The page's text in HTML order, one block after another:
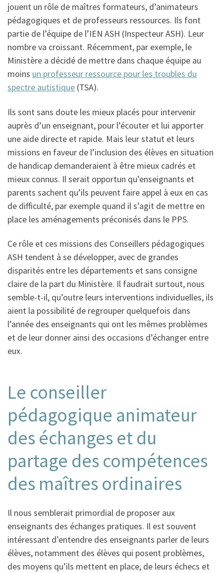
jouent un rôle de maîtres formateurs, d’animateurs
pédagogiques et de professeurs ressources. Ils font
partie de l’équipe de l’IEN ASH (Inspecteur ASH). Leur
nombre va croissant. Récemment, par exemple, le
Ministère a décidé de mettre dans chaque équipe au
moins un professeur ressource pour les troubles du
spectre autistique (TSA).
Ils sont sans doute les mieux placés pour intervenir
auprès d’un enseignant, pour l’écouter et lui apporter
une aide directe et rapide. Mais leur statut et leurs
missions en faveur de l’inclusion des élèves en situation
de handicap demanderaient à être mieux cadrés et
mieux connus. Il serait opportun qu’enseignants et
parents sachent qu’ils peuvent faire appel à eux en cas
de difficulté, par exemple quand il s’agit de mettre en
place les aménagements préconisés dans le PPS.
Ce rôle et ces missions des Conseillers pédagogiques
ASH tendent à se développer, avec de grandes
disparités entre les départements et sans consigne
claire de la part du Ministère. Il faudrait surtout, nous
semble-t-il, qu’outre leurs interventions individuelles, ils
aient la possibilité de regrouper quelquefois dans
l’année des enseignants qui ont les mêmes problèmes
et de leur donner ainsi des occasions d’échanger entre
eux.
Le conseiller
pédagogique animateur
des échanges et du
partage des compétences
des maîtres ordinaires
Il nous semblerait primordial de proposer aux
enseignants des échanges pratiques. Il est souvent
intéressant d’entendre des enseignants parler de leurs
élèves, notamment des élèves qui posent problèmes,
des moyens qu’ils mettent en place, de leurs échecs et